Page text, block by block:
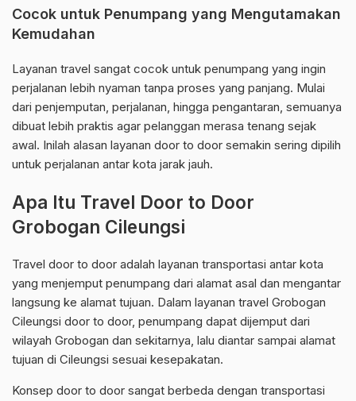
Cocok untuk Penumpang yang Mengutamakan
Kemudahan
Layanan travel sangat cocok untuk penumpang yang ingin
perjalanan lebih nyaman tanpa proses yang panjang. Mulai
dari penjemputan, perjalanan, hingga pengantaran, semuanya
dibuat lebih praktis agar pelanggan merasa tenang sejak
awal. Inilah alasan layanan door to door semakin sering dipilih
untuk perjalanan antar kota jarak jauh.
Apa Itu Travel Door to Door
Grobogan Cileungsi
Travel door to door adalah layanan transportasi antar kota
yang menjemput penumpang dari alamat asal dan mengantar
langsung ke alamat tujuan. Dalam layanan travel Grobogan
Cileungsi door to door, penumpang dapat dijemput dari
wilayah Grobogan dan sekitarnya, lalu diantar sampai alamat
tujuan di Cileungsi sesuai kesepakatan.
Konsep door to door sangat berbeda dengan transportasi